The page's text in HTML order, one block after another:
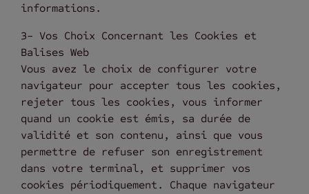
informations.
3- Vos Choix Concernant les Cookies et
Balises Web
Vous avez le choix de configurer votre
navigateur pour accepter tous les cookies,
rejeter tous les cookies, vous informer
quand un cookie est émis, sa durée de
validité et son contenu, ainsi que vous
permettre de refuser son enregistrement
dans votre terminal, et supprimer vos
cookies périodiquement. Chaque navigateur